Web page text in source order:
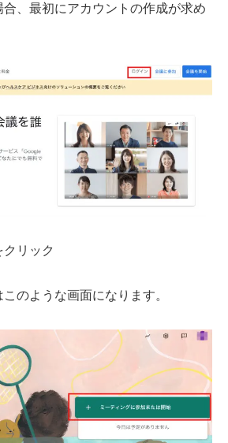
、最初にアカウントの作成が求め
リック
のような画面になります。